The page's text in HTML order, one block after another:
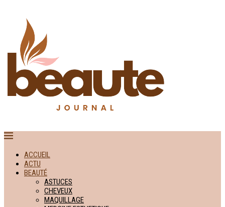
ACCUEIL
ACTU
BEAUTÉ
ASTUCES
CHEVEUX
MAQUILLAGE